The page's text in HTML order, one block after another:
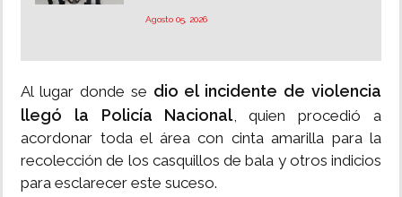
Agosto 05, 2026
Al lugar donde se dio el incidente de violencia
llegó la Policía Nacional, quien procedió a
acordonar toda el área con cinta amarilla para la
recolección de los casquillos de bala y otros indicios
para esclarecer este suceso.